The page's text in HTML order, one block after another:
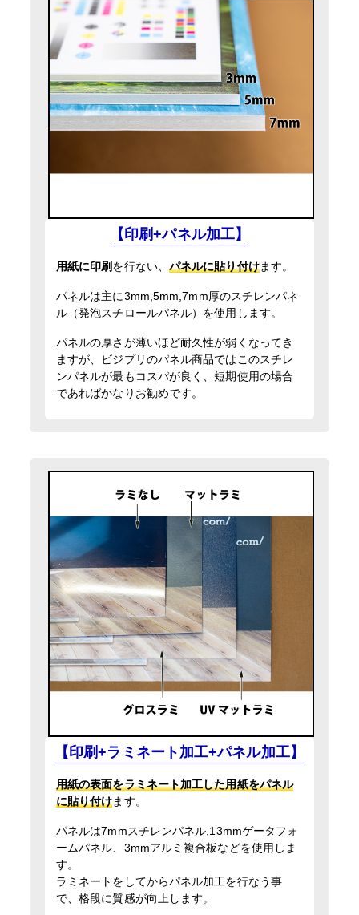
【印刷+パネル加工】
用紙に印刷を行ない、 パネルに貼り付けます。
パネルは主に3mm,5mm,7mm厚のスチレンパネ
ル（発泡スチロールパネル）を使用します。
パネルの厚さが薄いほど耐久性が弱くなってき
ますが、ビジプリのパネル商品ではこのスチレ
ンパネルが最もコスパが良く、短期使用の場合
であればかなりお勧めです。
【印刷+ラミネート加工+パネル加工】
用紙の表面をラミネート加工した用紙をパネル
に貼り付けます。
パネルは7mmスチレンパネル,13mmゲータフォ
ームパネル、3mmアルミ複合板などを使用しま
す。
ラミネートをしてからパネル加工を行なう事
で、格段に質感が向上します。